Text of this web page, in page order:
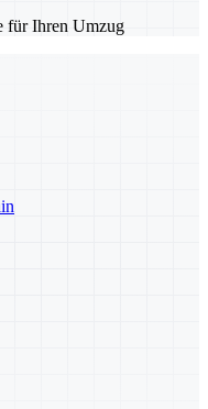
für Ihren Umzug